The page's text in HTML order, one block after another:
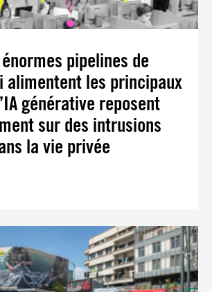
pipelines de
alimentent les principaux
générative reposent
sur des intrusions
la vie privée